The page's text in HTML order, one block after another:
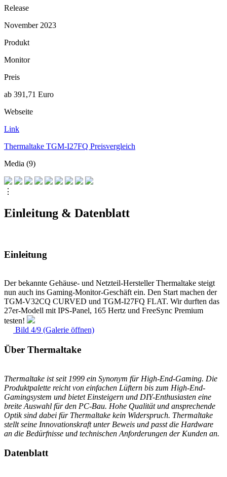
Release
November 2023
Produkt
Monitor
Preis
ab 391,71 Euro
Webseite
Link
Thermaltake TGM-I27FQ Preisvergleich
Media (9)
⋮
Einleitung & Datenblatt
Einleitung
Der bekannte Gehäuse- und Netzteil-Hersteller Thermaltake steigt
nun auch ins Gaming-Monitor-Geschäft ein. Den Start machen der
TGM-V32CQ CURVED und TGM-I27FQ FLAT. Wir durften das
27er-Modell mit IPS-Panel, 165 Hertz und FreeSync Premium
testen!
Bild 4/9 (Galerie öffnen)
Über Thermaltake
Thermaltake ist seit 1999 ein Synonym für High-End-Gaming. Die
Produktpalette reicht von einfachen Lüftern bis zum High-End-
Gamingsystem und bietet Einsteigern und DIY-Enthusiasten eine
breite Auswahl für den PC-Bau. Hohe Qualität und ansprechende
Optik sind dabei für Thermaltake kein Widerspruch. Thermaltake
stellt seine Innovationskraft unter Beweis und passt die Hardware
an die Bedürfnisse und technischen Anforderungen der Kunden an.
Datenblatt